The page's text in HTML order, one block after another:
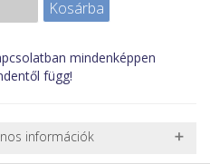
mindenképpen
függ!
információk